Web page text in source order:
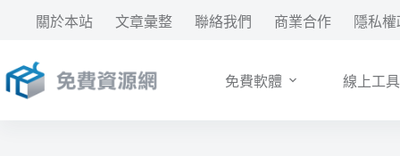
要
內
關於本站 文章彙整 聯絡我們 商業合作 隱私
免費軟體 線上工具